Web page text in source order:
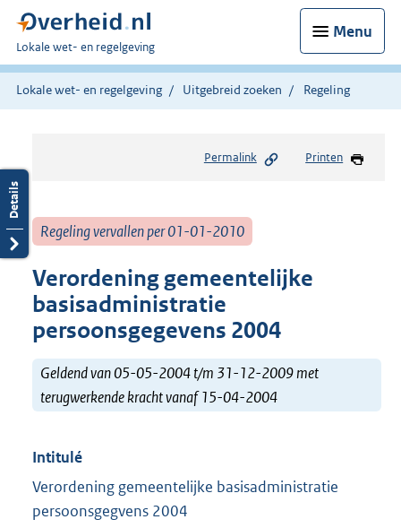
Menu
U
bent
hier:
Lokale wet- en regelgeving
Lokale wet- en regelgeving Uitgebreid zoeken Regeling
Permalink Printen
Regeling vervallen per 01-01-2010
Verordening gemeentelijke
basisadministratie
persoonsgegevens 2004
Geldend van 05-05-2004 t/m 31-12-2009 met
terugwerkende kracht vanaf 15-04-2004
Intitulé
Verordening gemeentelijke basisadministratie
persoonsgegvens 2004